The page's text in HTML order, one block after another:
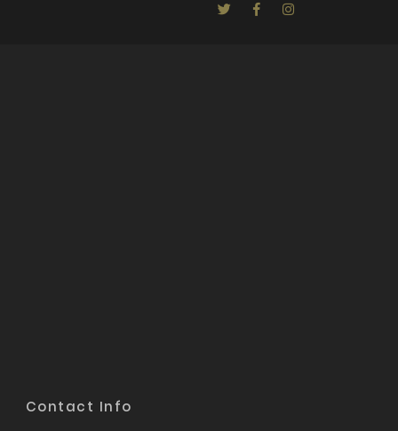
Contact Info